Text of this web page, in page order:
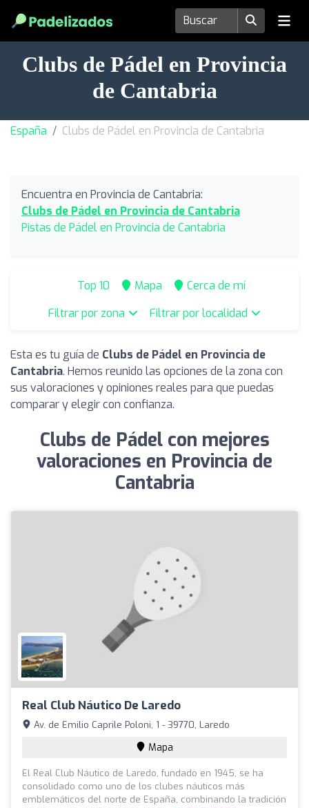
Clubs de Pádel en Provincia
de Cantabria
España Clubs de Pádel en Provincia de Cantabria
Encuentra en Provincia de Cantabria:
Clubs de Pádel en Provincia de Cantabria
Pistas de Pádel en Provincia de Cantabria
Top 10 Mapa
Cerca de mí
Filtrar por zona
Filtrar por localidad
Esta es tu guía de Clubs de Pádel en Provincia de
Cantabria. Hemos reunido las opciones de la zona con
sus valoraciones y opiniones reales para que puedas
comparar y elegir con confianza.
Clubs de Pádel con mejores
valoraciones en Provincia de
Cantabria
Real Club Náutico De Laredo
Av. de Emilio Caprile Poloni, 1 - 39770, Laredo
Mapa
El Real Club Náutico de Laredo, fundado en 1945, se ha
consolidado como uno de los clubes náuticos más
emblemáticos del norte de España, combinando la tradición